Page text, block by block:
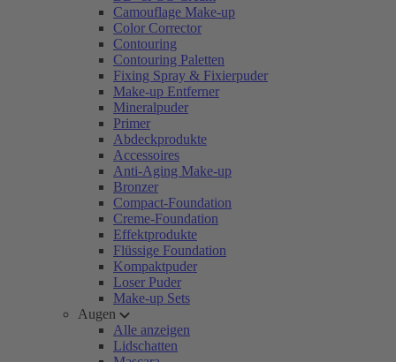
Camouflage Make-up
Color Corrector
Contouring
Contouring Paletten
Fixing Spray & Fixierpuder
Make-up Entferner
Mineralpuder
Primer
Abdeckprodukte
Accessoires
Anti-Aging Make-up
Bronzer
Compact-Foundation
Creme-Foundation
Effektprodukte
Flüssige Foundation
Kompaktpuder
Loser Puder
Make-up Sets
Augen
Alle anzeigen
Lidschatten